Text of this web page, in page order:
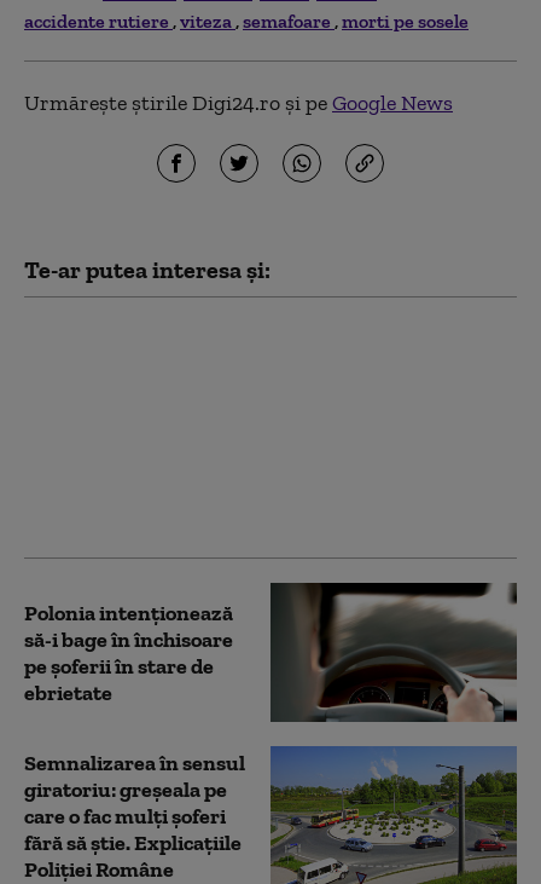
accidente rutiere viteza semafoare morti pe sosele
Urmărește știrile Digi24.ro și peGoogle News
Te-ar putea interesa și:
Polonia intenționează
să-i bage în închisoare
pe șoferii în stare de
ebrietate
Semnalizarea în sensul
giratoriu: greșeala pe
care o fac mulți șoferi
fără să știe. Explicațiile
Poliției Române